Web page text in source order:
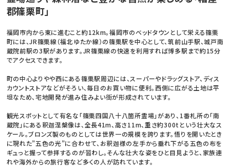
郡篠栗町」
福岡市内から東に進むこと約12km。福岡市のベッドタウンとして栄える篠栗
町には、JR篠栗線（福北ゆたか線）の篠栗駅を中心として、筑前山手駅、城戸南
蔵院前駅の3駅があります。JR篠栗線の快速を利用すれば博多駅まで約15分
でアクセスできます。
町の中心よりやや西にある篠栗駅周辺には、スーパーやドラッグストア、ディス
カウントストアなどがそろい、毎日のお買い物に便利。西側に広がる土地は平
坦なため、宅地開発が進み住みよい街が形成されています。
観光スポットとして有名な「篠栗四国八十八箇所霊場」があり、1番札所の「南
蔵院」にある釈迦涅槃像は、全長41m、高さ11m、重さ約300tという壮大なス
ケール。ブロンズ製のものとしては世界一の規模を誇ります。悟りを開いたとき
に現れた”五色の光”に合わせて、お釈迦様の左手から垂れ下がる五色の布を
ギュっと握って参拝するのが習わし。そんな壮大な姿をひと目見ようと、家族連
れや海外からの旅行客など多くの人が訪れています。